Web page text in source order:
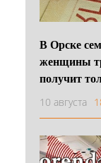
В Орске
женщины
получит
10 августа